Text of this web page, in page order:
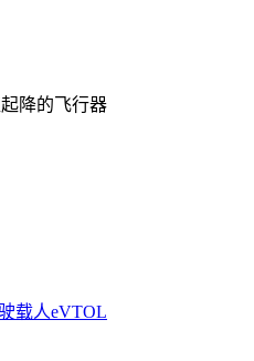
降的飞行器
载人eVTOL